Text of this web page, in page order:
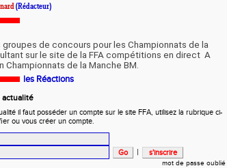
(Rédacteur)
groupes de concours pour les Championnats de la
sur le site de la FFA compétitions en direct A
Championnats de la Manche BM.
les Réactions
actualité
il faut posséder un compte sur le site FFA, utilisez la rubrique ci-
ou vous créer un compte.
|
mot de passe oublié